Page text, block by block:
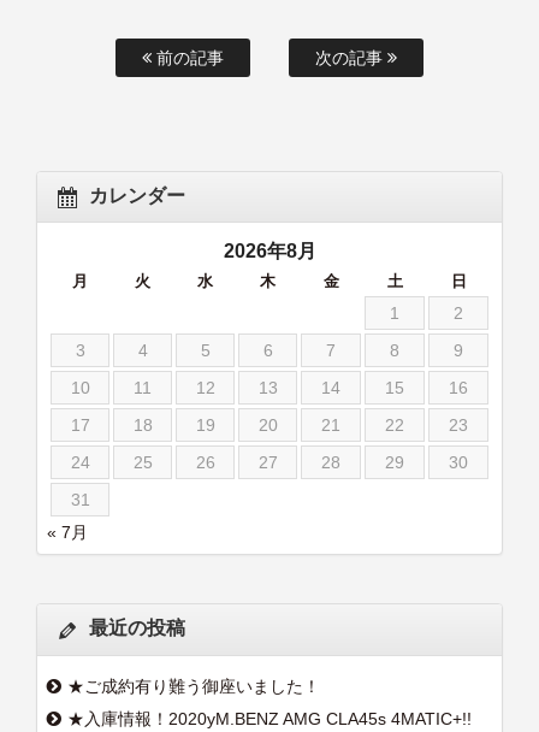
前の記事 次の記事
カレンダー
2026年8月
月 火 水 木 金 土 日
1
2
3
4 5 6 7 8
9
10
11 12 13 14 15
16
17
18 19 20 21 22
23
24
25 26 27 28 29
30
31
« 7月
最近の投稿
★ご成約有り難う御座いました！
★入庫情報！2020yM.BENZ AMG CLA45s 4MATIC+!!